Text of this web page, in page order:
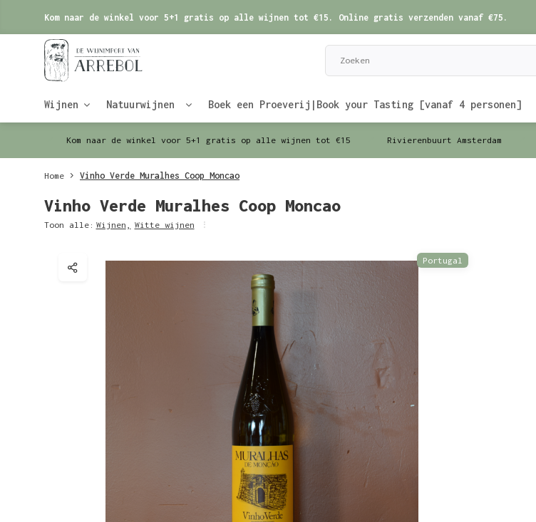
Kom naar de winkel voor 5+1 gratis op alle wijnen tot €15. Online gratis verzenden vanaf €75.
Wijnen Natuurwijnen Boek een Proeverij|Book your Tasting [vanaf 4 personen]
Kom naar de winkel voor 5+1 gratis op alle wijnen tot €15 Rivierenbuurt Amsterdam
Home Vinho Verde Muralhes Coop Moncao
Vinho Verde Muralhes Coop Moncao
Toon alle: Wijnen , Witte wijnen
Portugal